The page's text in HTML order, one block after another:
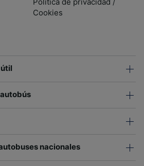
Cookies
nacionales